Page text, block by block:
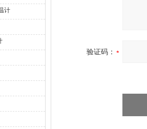
计
验证码：